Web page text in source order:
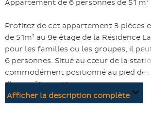
Appartement de 6 personnes de 51 m²
Profitez de cet appartement 3 pièces
de 51m² au 9e étage de la Résidence
pour les familles ou les groupes, il
6 personnes. Situé au cœur de la
commodément positionné au pied
d'un arrêt navette.
Afficher la description complète